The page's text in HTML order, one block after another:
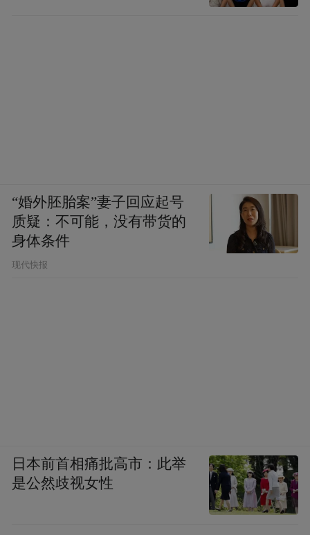
“婚外胚胎案”妻子回应起号
质疑：不可能，没有带货的
身体条件
现代快报
日本前首相痛批高市：此举
是公然歧视女性